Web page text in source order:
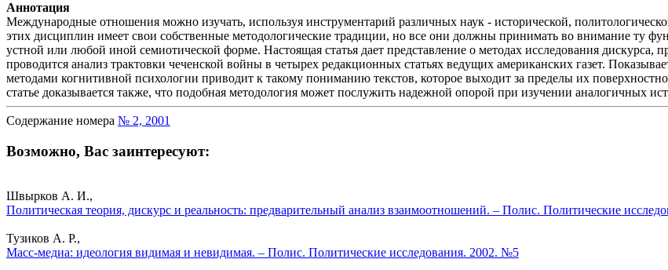
Аннотация
Международные отношения можно изучать, используя инструментарий различных наук - исторической,
этих дисциплин имеет свои собственные методологические традиции, но все они должны принимать во внимание ту
устной или любой иной семиотической форме. Настоящая статья дает представление о методах исследования дискурса,
проводится анализ трактовки чеченской войны в четырех редакционных статьях ведущих американских газет.
методами когнитивной психологии приводит к такому пониманию текстов, которое выходит за пределы их
статье доказывается также, что подобная методология может послужить надежной опорой при изучении аналогичных
Содержание номера № 2, 2001
Возможно, Вас заинтересуют:
Швырков А. И.,
Политическая теория, дискурс и реальность: предварительный анализ взаимоотношений. – Полис. Политические
Тузиков А. Р.,
Масс-медиа: идеология видимая и невидимая. – Полис. Политические исследования. 2002. №5